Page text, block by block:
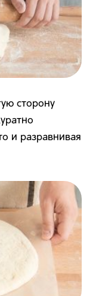
сторону
и разравнивая